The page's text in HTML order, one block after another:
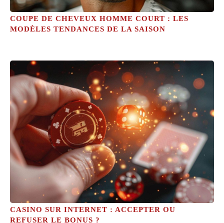
COUPE DE CHEVEUX HOMME COURT : LES
MODÈLES TENDANCES DE LA SAISON
CASINO SUR INTERNET : ACCEPTER OU
REFUSER LE BONUS ?